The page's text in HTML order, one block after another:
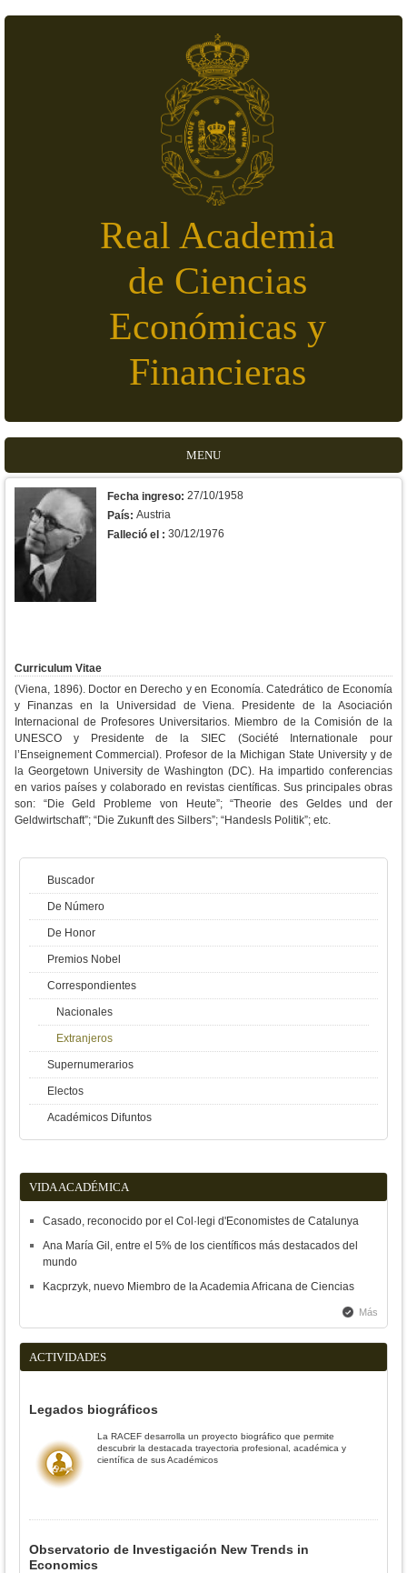
Real Academia
de Ciencias
Económicas y
Financieras
MENU
Fecha ingreso: 27/10/1958
País: Austria
Falleció el : 30/12/1976
Curriculum Vitae
(Viena, 1896). Doctor en Derecho y en Economía. Catedrático de Economía
y Finanzas en la Universidad de Viena. Presidente de la Asociación
Internacional de Profesores Universitarios. Miembro de la Comisión de la
UNESCO y Presidente de la SIEC (Société Internationale pour
l’Enseignement Commercial). Profesor de la Michigan State University y de
la Georgetown University de Washington (DC). Ha impartido conferencias
en varios países y colaborado en revistas científicas. Sus principales obras
son: “Die Geld Probleme von Heute”; “Theorie des Geldes und der
Geldwirtschaft”; “Die Zukunft des Silbers”; “Handesls Politik”; etc.
Buscador
De Número
De Honor
Premios Nobel
Correspondientes
Nacionales
Extranjeros
Supernumerarios
Electos
Académicos Difuntos
VIDA ACADÉMICA
Casado, reconocido por el Col·legi d'Economistes de Catalunya
Ana María Gil, entre el 5% de los científicos más destacados del
mundo
Kacprzyk, nuevo Miembro de la Academia Africana de Ciencias
Más
ACTIVIDADES
Legados biográficos
La RACEF desarrolla un proyecto biográfico que permite
descubrir la destacada trayectoria profesional, académica y
científica de sus Académicos
Observatorio de Investigación New Trends in
Economics